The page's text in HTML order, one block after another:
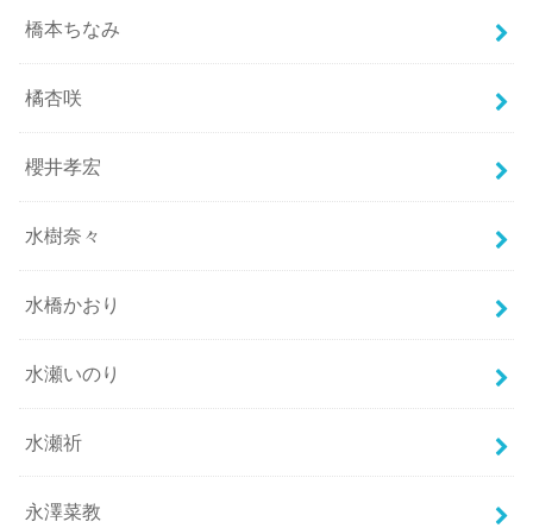
橋本ちなみ
橘杏咲
櫻井孝宏
水樹奈々
水橋かおり
水瀬いのり
水瀬祈
永澤菜教